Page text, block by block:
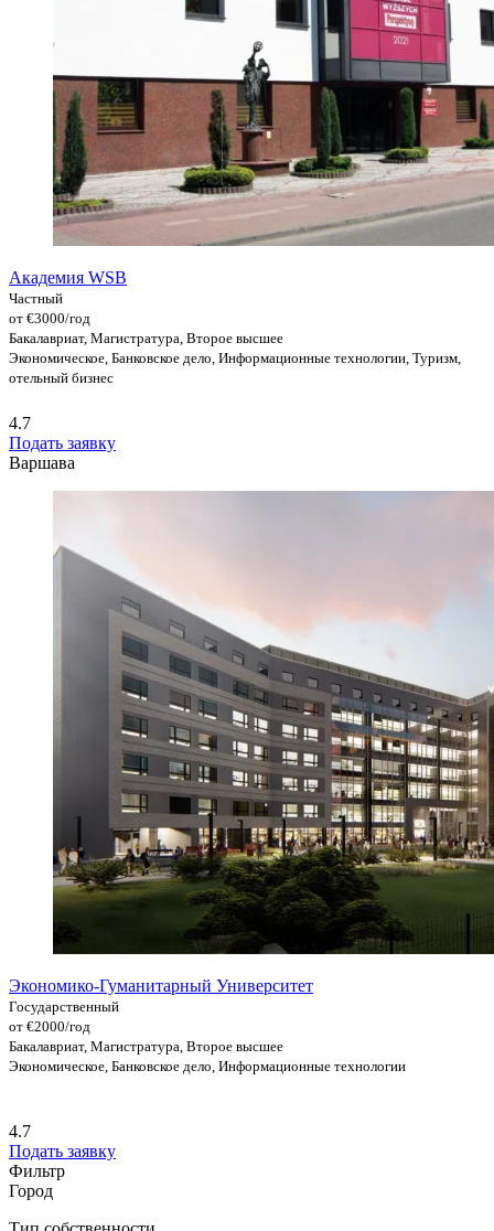
Академия WSB
Частный
от €3000/год
Бакалавриат, Магистратура, Второе высшее
Экономическое, Банковское дело, Информационные технологии, Туризм,
отельный бизнес
4.7
Подать заявку
Варшава
Экономико-Гуманитарный Университет
Государственный
от €2000/год
Бакалавриат, Магистратура, Второе высшее
Экономическое, Банковское дело, Информационные технологии
4.7
Подать заявку
Фильтр
Город